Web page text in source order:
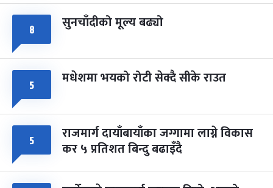
८ सुनचाँदीको मूल्य बढ्यो
५ मधेशमा भयको रोटी सेक्दै सीके राउत
५ राजमार्ग दायाँबायाँका जग्गामा लाग्ने विकास
कर ५ प्रतिशत बिन्दु बढाइँदै